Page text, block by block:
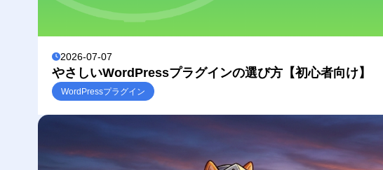
2026-07-07
やさしいWordPressプラグインの選び方【初心者向け】
WordPressプラグイン